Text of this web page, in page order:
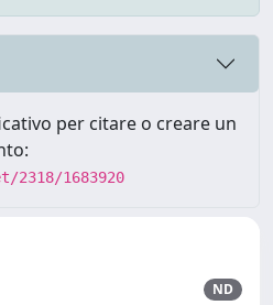
per citare o creare un
1683920
ND